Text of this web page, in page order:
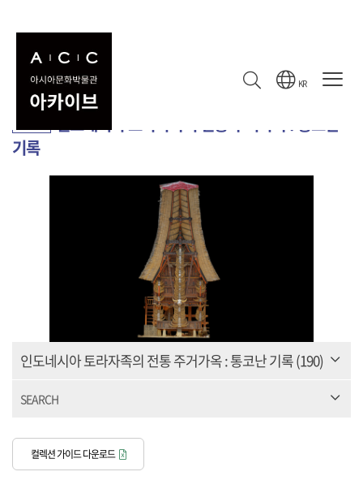
KR
컬렉션
수집 기록
인도네시아 토라자족의 전통 주거가옥 : 통코난
기록
인도네시아 토라자족의 전통 주거가옥 : 통코난 기록(190)
SEARCH
컬렉션 가이드 다운로드